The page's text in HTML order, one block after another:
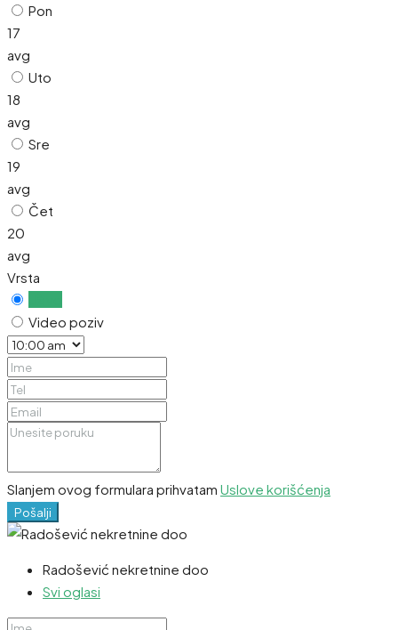
Pon
17
avg
Uto
18
avg
Sre
19
avg
Čet
20
avg
Vrsta
Video poziv
Slanjem ovog formulara prihvatam Uslove korišćenja
Pošalji
Radošević nekretnine doo
Svi oglasi